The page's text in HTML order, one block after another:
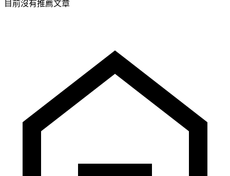
目前沒有推薦文章